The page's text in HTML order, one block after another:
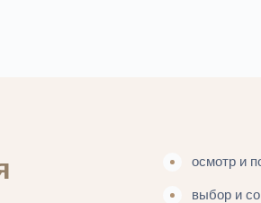
осмотр и
выбор и